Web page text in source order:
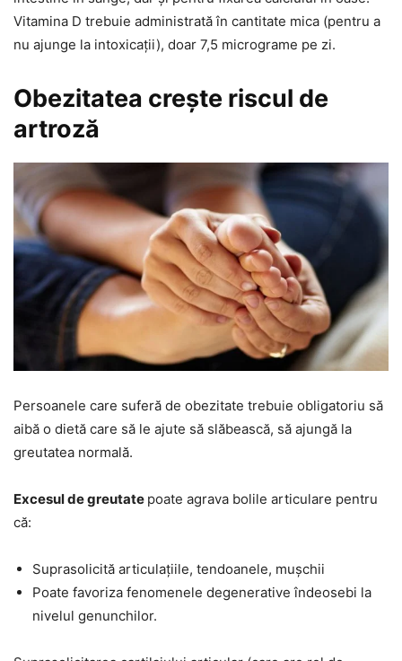
Vitamina D trebuie administrată în cantitate mica (pentru a
nu ajunge la intoxicații), doar 7,5 micrograme pe zi.
Obezitatea crește riscul de
artroză
Persoanele care suferă de obezitate trebuie obligatoriu să
aibă o dietă care să le ajute să slăbească, să ajungă la
greutatea normală.
Excesul de greutate poate agrava bolile articulare pentru
că:
Suprasolicită articulațiile, tendoanele, mușchii
Poate favoriza fenomenele degenerative îndeosebi la
nivelul genunchilor.